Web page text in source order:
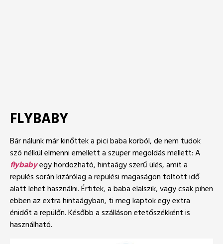
FLYBABY
Bár nálunk már kinőttek a pici baba korból, de nem tudok
szó nélkül elmenni emellett a szuper megoldás mellett: A
flybabyegy hordozható, hintaágy szerű ülés, amit a
repülés során kizárólag a repülési magaságon töltött idő
alatt lehet használni. Értitek, a baba elalszik, vagy csak pihen
ebben az extra hintaágyban, ti meg kaptok egy extra
énidőt a repülőn. Később a szálláson etetőszékként is
használható.